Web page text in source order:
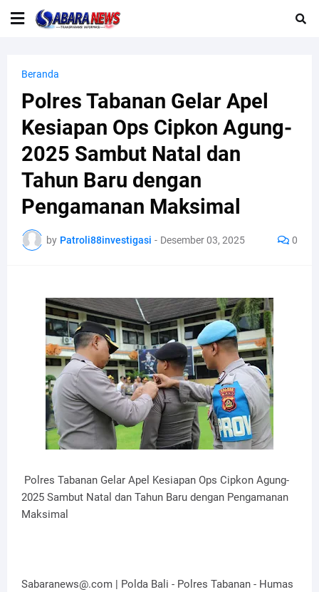
Beranda
Polres Tabanan Gelar Apel
Kesiapan Ops Cipkon Agung-
2025 Sambut Natal dan
Tahun Baru dengan
Pengamanan Maksimal
by Patroli88investigasi - Desember 03, 2025 0
Polres Tabanan Gelar Apel Kesiapan Ops Cipkon Agung-
2025 Sambut Natal dan Tahun Baru dengan Pengamanan
Maksimal
Sabaranews@.com | Polda Bali - Polres Tabanan - Humas